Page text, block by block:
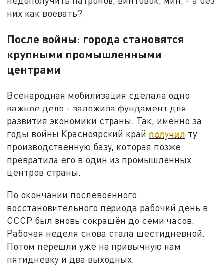
них как воевать?
После войны: города становятся
крупными промышленными
центрами
Всенародная мобилизация сделала одно
важное дело - заложила фундамент для
развития экономики страны. Так, именно за
годы войны Красноярский край получил ту
производственную базу, которая позже
превратила его в один из промышленных
центров страны.
По окончании послевоенного
восстановительного периода рабочий день в
СССР был вновь сокращён до семи часов.
Рабочая неделя снова стала шестидневной.
Потом перешли уже на привычную нам
пятидневку и два выходных.